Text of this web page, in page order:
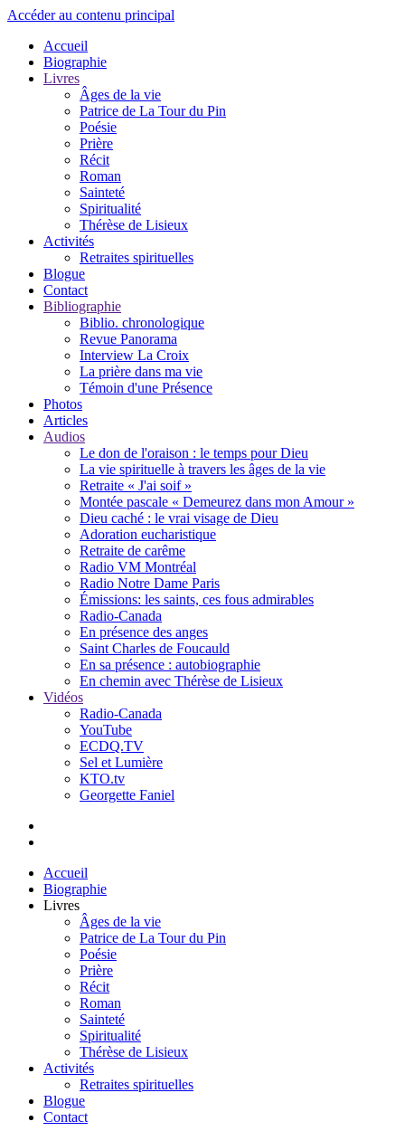
Accéder au contenu principal
Accueil
Biographie
Livres
Âges de la vie
Patrice de La Tour du Pin
Poésie
Prière
Récit
Roman
Sainteté
Spiritualité
Thérèse de Lisieux
Activités
Retraites spirituelles
Blogue
Contact
Bibliographie
Biblio. chronologique
Revue Panorama
Interview La Croix
La prière dans ma vie
Témoin d'une Présence
Photos
Articles
Audios
Le don de l'oraison : le temps pour Dieu
La vie spirituelle à travers les âges de la vie
Retraite « J'ai soif »
Montée pascale « Demeurez dans mon Amour »
Dieu caché : le vrai visage de Dieu
Adoration eucharistique
Retraite de carême
Radio VM Montréal
Radio Notre Dame Paris
Émissions: les saints, ces fous admirables
Radio-Canada
En présence des anges
Saint Charles de Foucauld
En sa présence : autobiographie
En chemin avec Thérèse de Lisieux
Vidéos
Radio-Canada
YouTube
ECDQ.TV
Sel et Lumière
KTO.tv
Georgette Faniel
Accueil
Biographie
Livres
Âges de la vie
Patrice de La Tour du Pin
Poésie
Prière
Récit
Roman
Sainteté
Spiritualité
Thérèse de Lisieux
Activités
Retraites spirituelles
Blogue
Contact